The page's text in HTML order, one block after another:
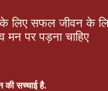
लिए सफल जीवन के
मन पर पड़ना चाहिए
की सच्चाई है.